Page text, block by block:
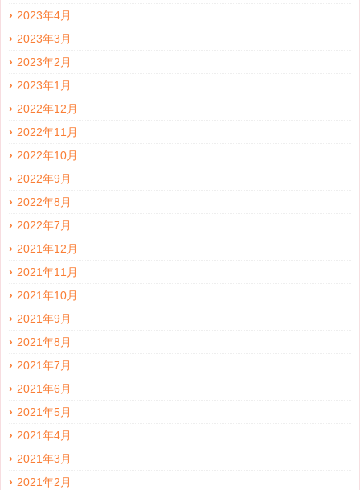
2023年4月
2023年3月
2023年2月
2023年1月
2022年12月
2022年11月
2022年10月
2022年9月
2022年8月
2022年7月
2021年12月
2021年11月
2021年10月
2021年9月
2021年8月
2021年7月
2021年6月
2021年5月
2021年4月
2021年3月
2021年2月